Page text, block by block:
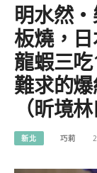
明水然
板燒，
龍蝦三
難求的
（昕境
新北 巧莉